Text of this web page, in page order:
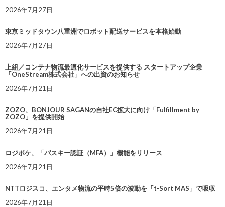
2026年7月27日
東京ミッドタウン八重洲でロボット配送サービスを本格始動
2026年7月27日
上組／コンテナ物流最適化サービスを提供する スタートアップ企業
「OneStream株式会社」への出資のお知らせ
2026年7月21日
ZOZO、BONJOUR SAGANの自社EC拡大に向け「Fulfillment by
ZOZO」を提供開始
2026年7月21日
ロジポケ、「パスキー認証（MFA）」機能をリリース
2026年7月21日
NTTロジスコ、エンタメ物流の平時5倍の波動を「t-Sort MAS」で吸収
2026年7月21日